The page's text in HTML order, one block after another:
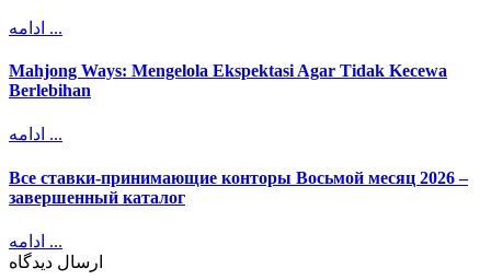
ادامه ...
Mahjong Ways: Mengelola Ekspektasi Agar Tidak Kecewa
Berlebihan
ادامه ...
Все ставки-принимающие конторы Восьмой месяц 2026 –
завершенный каталог
ادامه ...
ارسال دیدگاه